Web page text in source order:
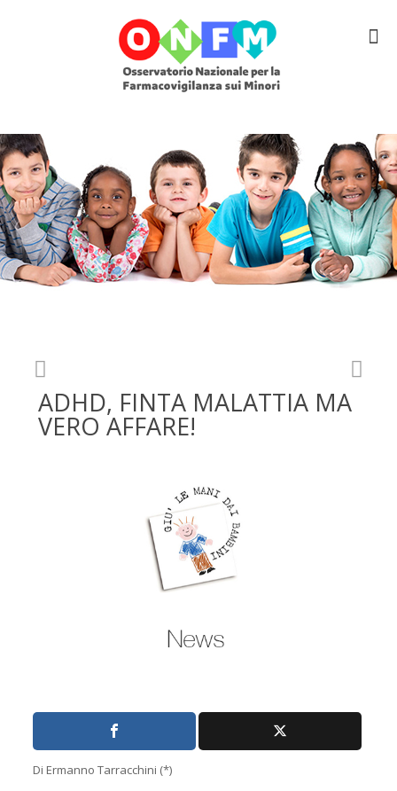
ADHD, FINTA MALATTIA MA
VERO AFFARE!
Di Ermanno Tarracchini (*)